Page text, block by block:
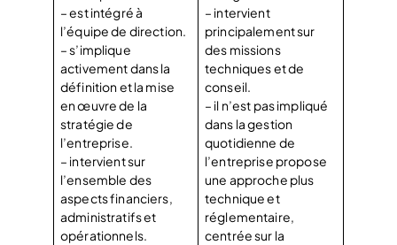
– est intégré à
l’équipe de direction.
– s’implique
activement dans la
définition et la mise
en œuvre de la
stratégie de
l’entreprise.
– intervient sur
l’ensemble des
aspects financiers,
administratifs et
opérationnels.
– intervient
principalement sur
des missions
techniques et de
conseil.
– il n’est pas impliqué
dans la gestion
quotidienne de
l’entreprise propose
une approche plus
technique et
réglementaire,
centrée sur la